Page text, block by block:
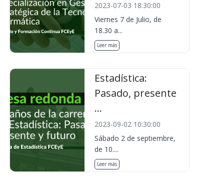
2023-07-03 18:30:00
Viernes 7 de Julio, de
18.30 a...
Leer más
Estadística:
Pasado, presente
...
2023-09-02 10:30:00
Sábado 2 de septiembre,
de 10....
Leer más